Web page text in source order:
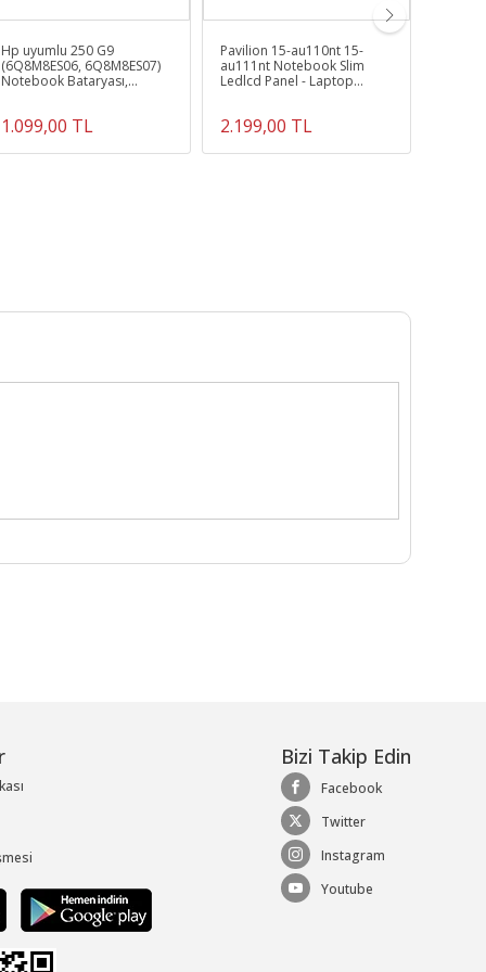
Hp uyumlu 250 G9
(6Q8M8ES06, 6Q8M8ES07)
Notebook Bataryası,
1.099,00 TL
Pavilion 15-au110nt 15-
au111nt Notebook Slim
Ledlcd Panel - Laptop
2.199,00 TL
Bizi Takip Edin
Facebook
Twitter
Instagram
Youtube